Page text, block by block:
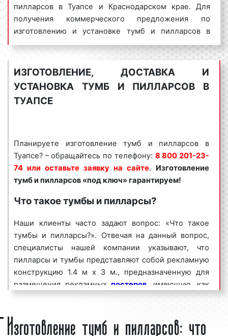
пилларсов в Туапсе и Краснодарском крае. Для
получения коммерческого предложения по
изготовлению и установке тумб и пилларсов в
Туапсе обращайтесь по телефону:8 800 201-23-74
Изготовление тумб и
пилларсов «под ключ» гарантируем!
Тумбы и пилларсы пользуютсябольшим
спросомсреди представителей бизнеса.
хорошая заметность;
массовый охват аудитории;
разнообразие форм и характеристик;
непрерывное воздействие на целевую
низкие цены и регулярные скидки.
Тумбы и пилларсы являются эффективным
средством для рекламирования товаров и услуг с
целью увеличения потока клиентов и повышения
процента продаж. Многие клиенты нашего
рекламного агентства заказывают изготовление
тумб и пилларсов на постоянной основе, добиваясь
продаваемых товарах и оказываемых услугах.
ИЗГОТОВЛЕНИЕ, ДОСТАВКА И
УСТАНОВКА ТУМБ И ПИЛЛАРСОВ В
ТУАПСЕ
Планируете изготовление тумб и пилларсов в
Туапсе? – обращайтесь по телефону: 8 800 201-23-
74 или оставьте заявку на сайте. Изготовление
тумб и пилларсов «под ключ» гарантируем!
Что такое тумбы и пилларсы?
Наши клиенты часто задают вопрос: «Что такое
тумбы и пилларсы?». Отвечая на данный вопрос,
специалисты нашей компании указывают, что
пилларсы и тумбы представляют собой рекламную
конструкцию 1.4 м х 3 м., предназначенную для
размещения рекламных постеров , имеющую, как
правило, внутреннюю подсветку и стекло для
Пиллары имеют круговой или трехсторонний
обзор. Данный факт позволяет охватывать как
Изготовление тумб и пилларсов: что